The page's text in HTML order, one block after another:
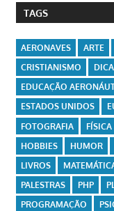
TAGS
AERONAVES ARTE
CRISTIANISMO
EDUCAÇÃO
ESTADOS UNIDOS
FOTOGRAFIA
FÍSICA
HOBBIES
HUMOR
LIVROS
PALESTRAS
PHP
PROGRAMAÇÃO